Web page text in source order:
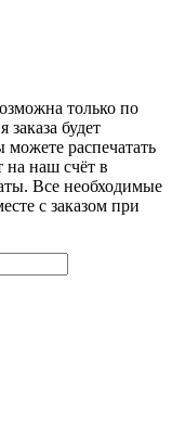
только по
будет
распечатать
на наш счёт в
Все необходимые
с заказом при